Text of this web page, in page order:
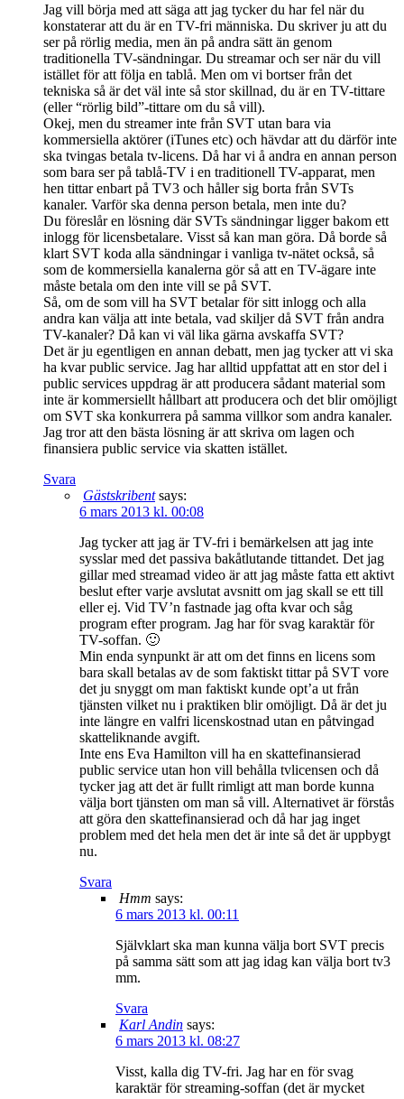
Jag vill börja med att säga att jag tycker du har fel när du
konstaterar att du är en TV-fri människa. Du skriver ju att du
ser på rörlig media, men än på andra sätt än genom
traditionella TV-sändningar. Du streamar och ser när du vill
istället för att följa en tablå. Men om vi bortser från det
tekniska så är det väl inte så stor skillnad, du är en TV-tittare
(eller “rörlig bild”-tittare om du så vill).
Okej, men du streamer inte från SVT utan bara via
kommersiella aktörer (iTunes etc) och hävdar att du därför inte
ska tvingas betala tv-licens. Då har vi å andra en annan person
som bara ser på tablå-TV i en traditionell TV-apparat, men
hen tittar enbart på TV3 och håller sig borta från SVTs
kanaler. Varför ska denna person betala, men inte du?
Du föreslår en lösning där SVTs sändningar ligger bakom ett
inlogg för licensbetalare. Visst så kan man göra. Då borde så
klart SVT koda alla sändningar i vanliga tv-nätet också, så
som de kommersiella kanalerna gör så att en TV-ägare inte
måste betala om den inte vill se på SVT.
Så, om de som vill ha SVT betalar för sitt inlogg och alla
andra kan välja att inte betala, vad skiljer då SVT från andra
TV-kanaler? Då kan vi väl lika gärna avskaffa SVT?
Det är ju egentligen en annan debatt, men jag tycker att vi ska
ha kvar public service. Jag har alltid uppfattat att en stor del i
public services uppdrag är att producera sådant material som
inte är kommersiellt hållbart att producera och det blir omöjligt
om SVT ska konkurrera på samma villkor som andra kanaler.
Jag tror att den bästa lösning är att skriva om lagen och
finansiera public service via skatten istället.
Svara
Gästskribent says:
6 mars 2013 kl. 00:08
Jag tycker att jag är TV-fri i bemärkelsen att jag inte
sysslar med det passiva bakåtlutande tittandet. Det jag
gillar med streamad video är att jag måste fatta ett aktivt
beslut efter varje avslutat avsnitt om jag skall se ett till
eller ej. Vid TV’n fastnade jag ofta kvar och såg
program efter program. Jag har för svag karaktär för
TV-soffan. 🙂
Min enda synpunkt är att om det finns en licens som
bara skall betalas av de som faktiskt tittar på SVT vore
det ju snyggt om man faktiskt kunde opt’a ut från
tjänsten vilket nu i praktiken blir omöjligt. Då är det ju
inte längre en valfri licenskostnad utan en påtvingad
skatteliknande avgift.
Inte ens Eva Hamilton vill ha en skattefinansierad
public service utan hon vill behålla tvlicensen och då
tycker jag att det är fullt rimligt att man borde kunna
välja bort tjänsten om man så vill. Alternativet är förstås
att göra den skattefinansierad och då har jag inget
problem med det hela men det är inte så det är uppbygt
nu.
Svara
Hmm says:
6 mars 2013 kl. 00:11
Självklart ska man kunna välja bort SVT precis
på samma sätt som att jag idag kan välja bort tv3
mm.
Svara
Karl Andin says:
6 mars 2013 kl. 08:27
Visst, kalla dig TV-fri. Jag har en för svag
karaktär för streaming-soffan (det är mycket